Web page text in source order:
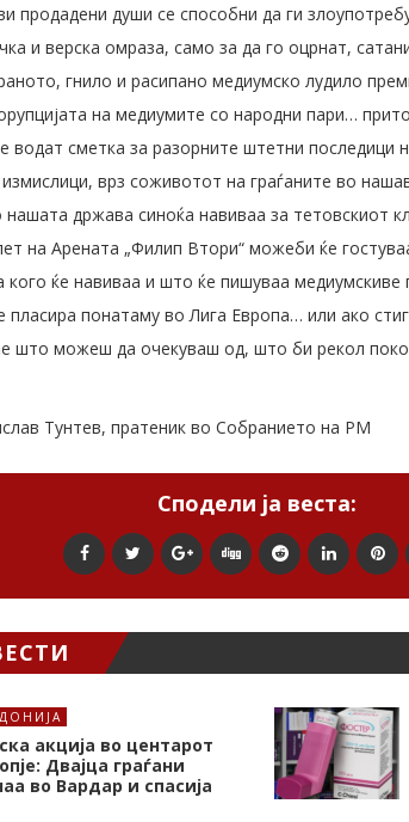
продадени души се способни да ги
и верска омраза, само за да го оцрнат,
гнило и расипано медиумско лудило
на медиумите со народни пари…
сметка за разорните штетни последици
врз соживотот на граѓаните во
држава синоќа навиваа за тетовскиот
на Арената „Филип Втори“ можеби ќе
кого ќе навиваа и што ќе пишуваа медиумскиве
пласира понатаму во Лига Европа… или ако
што можеш да очекуваш од, што би рекол
Тунтев, пратеник во Собранието на РМ
Сподели ја веста:
акција во центарот
Двајца граѓани
во Вардар и спасија